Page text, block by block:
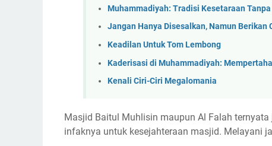
Muhammadiyah: Tradisi Kesetaraan
Jangan Hanya Disesalkan, Namun Berikan
Keadilan Untuk Tom Lembong
Kaderisasi di Muhammadiyah:
Kenali Ciri-Ciri Megalomania
Masjid Baitul Muhlisin maupun Al Falah
infaknya untuk kesejahteraan masjid. Melayani